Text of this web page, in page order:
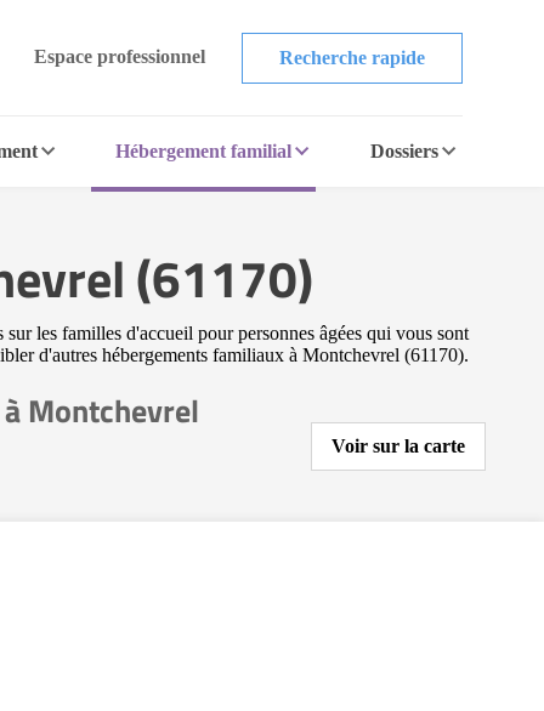
Espace professionnel Recherche rapide
Hébergement familial Dossiers
(61170)
les familles d'accueil pour personnes âgées qui vous sont
d'autres hébergements familiaux à Montchevrel (61170).
Montchevrel
Voir sur la carte